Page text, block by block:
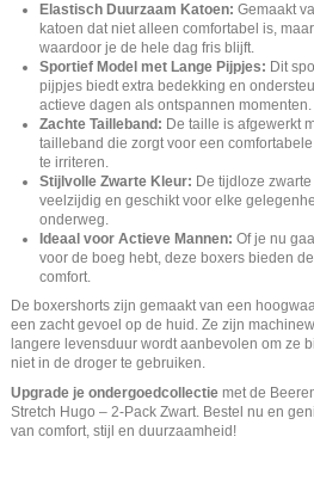
Elastisch Duurzaam Katoen: Gemaakt
katoen dat niet alleen comfortabel is,
waardoor je de hele dag fris blijft.
Sportief Model met Lange Pijpjes: Dit
pijpjes biedt extra bedekking en
actieve dagen als ontspannen momenten.
Zachte Tailleband: De taille is afgewerkt
tailleband die zorgt voor een
te irriteren.
Stijlvolle Zwarte Kleur: De tijdloze
veelzijdig en geschikt voor elke
onderweg.
Ideaal voor Actieve Mannen: Of je nu
voor de boeg hebt, deze boxers bieden
comfort.
De boxershorts zijn gemaakt van een
een zacht gevoel op de huid. Ze zijn
langere levensduur wordt aanbevolen om ze
niet in de droger te gebruiken.
Upgrade je ondergoedcollectie met de
Stretch Hugo – 2-Pack Zwart. Bestel nu en
van comfort, stijl en duurzaamheid!